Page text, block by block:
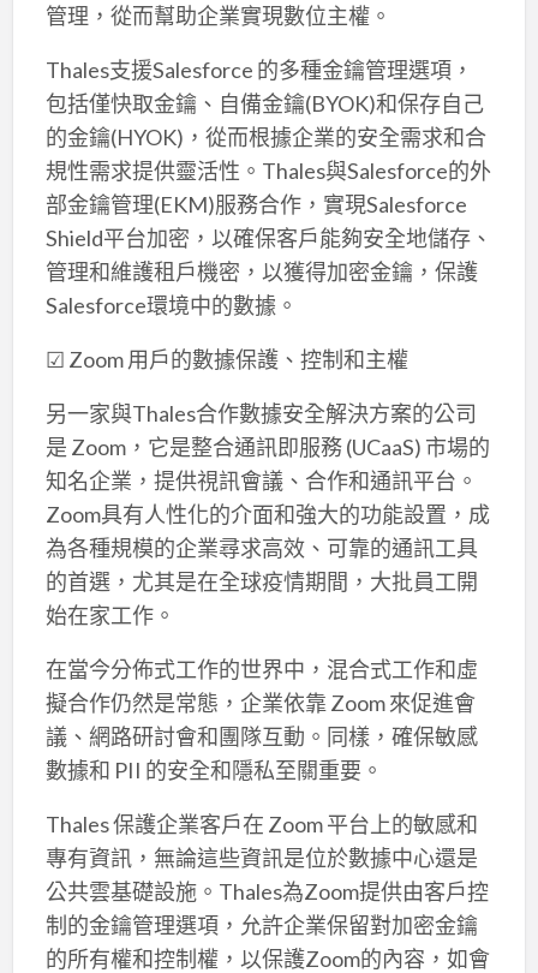
管理，從而幫助企業實現數位主權。
Thales支援Salesforce 的多種金鑰管理選項，
包括僅快取金鑰、自備金鑰(BYOK)和保存自己
的金鑰(HYOK)，從而根據企業的安全需求和合
規性需求提供靈活性。Thales與Salesforce的外
部金鑰管理(EKM)服務合作，實現Salesforce
Shield平台加密，以確保客戶能夠安全地儲存、
管理和維護租戶機密，以獲得加密金鑰，保護
Salesforce環境中的數據。
☑ Zoom 用戶的數據保護、控制和主權
另一家與Thales合作數據安全解決方案的公司
是 Zoom，它是整合通訊即服務 (UCaaS) 市場的
知名企業，提供視訊會議、合作和通訊平台。
Zoom具有人性化的介面和強大的功能設置，成
為各種規模的企業尋求高效、可靠的通訊工具
的首選，尤其是在全球疫情期間，大批員工開
始在家工作。
在當今分佈式工作的世界中，混合式工作和虛
擬合作仍然是常態，企業依靠 Zoom 來促進會
議、網路研討會和團隊互動。同樣，確保敏感
數據和 PII 的安全和隱私至關重要。
Thales 保護企業客戶在 Zoom 平台上的敏感和
專有資訊，無論這些資訊是位於數據中心還是
公共雲基礎設施。Thales為Zoom提供由客戶控
制的金鑰管理選項，允許企業保留對加密金鑰
的所有權和控制權，以保護Zoom的內容，如會